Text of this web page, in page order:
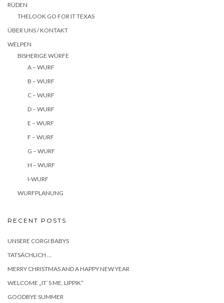
RÜDEN
THELOOK GO FOR IT TEXAS
ÜBER UNS / KONTAKT
WELPEN
BISHERIGE WÜRFE
A – WURF
B – WURF
C – WURF
D – WURF
E – WURF
F – WURF
G – WURF
H – WURF
I-WURF
WURFPLANUNG
RECENT POSTS
UNSERE CORGI BABYS
TATSÄCHLICH …
MERRY CHRISTMAS AND A HAPPY NEW YEAR
WELCOME „IT´S ME, LIPPIK“
GOODBYE SUMMER